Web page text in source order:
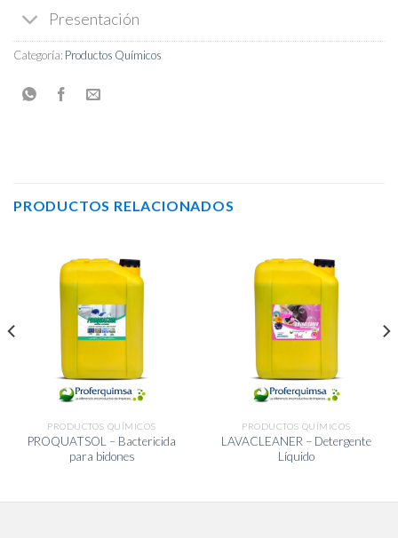
Presentación
Categoría: Productos Químicos
PRODUCTOS RELACIONADOS
PRODUCTOS QUÍMICOS
PROQUATSOL – Bactericida
para bidones
PRODUCTOS QUÍMICOS
LAVACLEANER – Detergente
Líquido